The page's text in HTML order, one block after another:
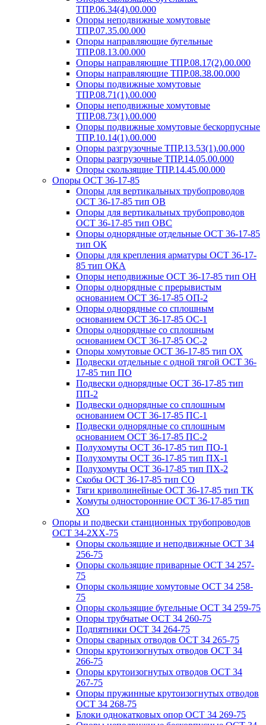
ТПР.06.34(4).00.000
Опоры неподвижные хомутовые
ТПР.07.35.00.000
Опоры направляющие бугельные
ТПР.08.13.00.000
Опоры направляющие ТПР.08.17(2).00.000
Опоры направляющие ТПР.08.38.00.000
Опоры подвижные хомутовые
ТПР.08.71(1).00.000
Опоры неподвижные хомутовые
ТПР.08.73(1).00.000
Опоры подвижные хомутовые бескорпусные
ТПР.10.14(1).00.000
Опоры разгрузочные ТПР.13.53(1).00.000
Опоры разгрузочные ТПР.14.05.00.000
Опоры скользящие ТПР.14.45.00.000
Опоры ОСТ 36-17-85
Опоры для вертикальных трубопроводов
ОСТ 36-17-85 тип ОВ
Опоры для вертикальных трубопроводов
ОСТ 36-17-85 тип ОВС
Опоры однорядные отдельные ОСТ 36-17-85
тип ОК
Опоры для крепления арматуры ОСТ 36-17-
85 тип ОКА
Опоры неподвижные ОСТ 36-17-85 тип ОН
Опоры однорядные с прерывистым
основанием ОСТ 36-17-85 ОП-2
Опоры однорядные со сплошным
основанием ОСТ 36-17-85 ОС-1
Опоры однорядные со сплошным
основанием ОСТ 36-17-85 ОС-2
Опоры хомутовые ОСТ 36-17-85 тип ОХ
Подвески отдельные с одной тягой ОСТ 36-
17-85 тип ПО
Подвески однорядные ОСТ 36-17-85 тип
ПП-2
Подвески однорядные со сплошным
основанием ОСТ 36-17-85 ПС-1
Подвески однорядные со сплошным
основанием ОСТ 36-17-85 ПС-2
Полухомуты ОСТ 36-17-85 тип ПО-1
Полухомуты ОСТ 36-17-85 тип ПХ-1
Полухомуты ОСТ 36-17-85 тип ПХ-2
Скобы ОСТ 36-17-85 тип СО
Тяги криволинейные ОСТ 36-17-85 тип ТК
Хомуты односторонние ОСТ 36-17-85 тип
ХО
Опоры и подвески станционных трубопроводов
ОСТ 34-2XX-75
Опоры скользящие и неподвижные ОСТ 34
256-75
Опоры скользящие приварные ОСТ 34 257-
75
Опоры скользящие хомутовые ОСТ 34 258-
75
Опоры скользящие бугельные ОСТ 34 259-75
Опоры трубчатые ОСТ 34 260-75
Подпятники ОСТ 34 264-75
Опоры сварных отводов ОСТ 34 265-75
Опоры крутоизогнутых отводов ОСТ 34
266-75
Опоры крутоизогнутых отводов ОСТ 34
267-75
Опоры пружинные крутоизогнутых отводов
ОСТ 34 268-75
Блоки однокатковых опор ОСТ 34 269-75